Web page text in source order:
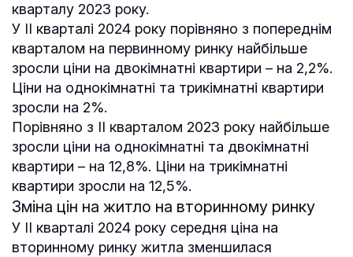
кварталу 2023 року.
У ІІ кварталі 2024 року порівняно з попереднім
кварталом на первинному ринку найбільше
зросли ціни на двокімнатні квартири – на 2,2%.
Ціни на однокімнатні та трикімнатні квартири
зросли на 2%.
Порівняно з ІІ кварталом 2023 року найбільше
зросли ціни на однокімнатні та двокімнатні
квартири – на 12,8%. Ціни на трикімнатні
квартири зросли на 12,5%.
Зміна цін на житло на вторинному ринку
У ІІ кварталі 2024 року середня ціна на
вторинному ринку житла зменшилася